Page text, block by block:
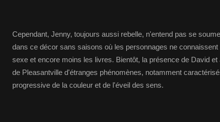
Cependant, Jenny, toujours aussi rebelle, n'entend pas se
dans ce décor sans saisons où les personnages ne
sexe et encore moins les livres. Bientôt, la présence de David
de Pleasantville d'étranges phénomènes, notamment
progressive de la couleur et de l'éveil des sens.